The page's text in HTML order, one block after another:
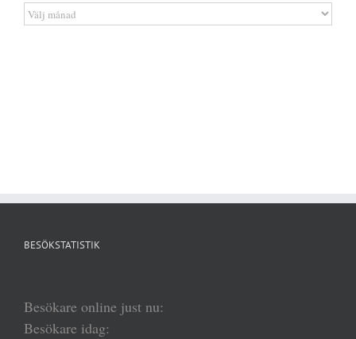
Artikelarkiv
BESÖKSTATISTIK
Besökare online just nu:
Besökare idag: